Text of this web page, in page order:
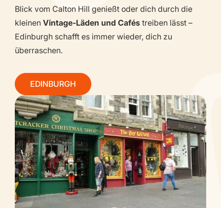
Blick vom Calton Hill genießt oder dich durch die
kleinen Vintage-Läden und Cafés treiben lässt –
Edinburgh schafft es immer wieder, dich zu
überraschen.
EDINBURGH